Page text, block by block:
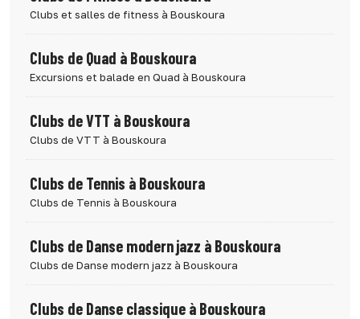
Clubs et salles de fitness à Bouskoura
Clubs de Quad à Bouskoura
Excursions et balade en Quad à Bouskoura
Clubs de VTT à Bouskoura
Clubs de VTT à Bouskoura
Clubs de Tennis à Bouskoura
Clubs de Tennis à Bouskoura
Clubs de Danse modern jazz à Bouskoura
Clubs de Danse modern jazz à Bouskoura
Clubs de Danse classique à Bouskoura